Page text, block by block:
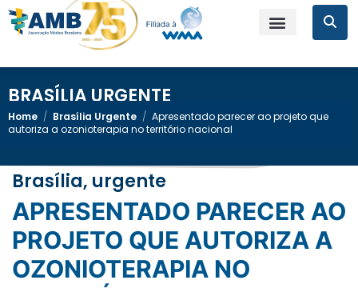
BRASÍLIA URGENTE
Home / Brasília Urgente / Apresentado parecer ao projeto que
autoriza a ozonioterapia no território nacional
Brasília, urgente
APRESENTADO PARECER AO
PROJETO QUE AUTORIZA A
OZONIOTERAPIA NO